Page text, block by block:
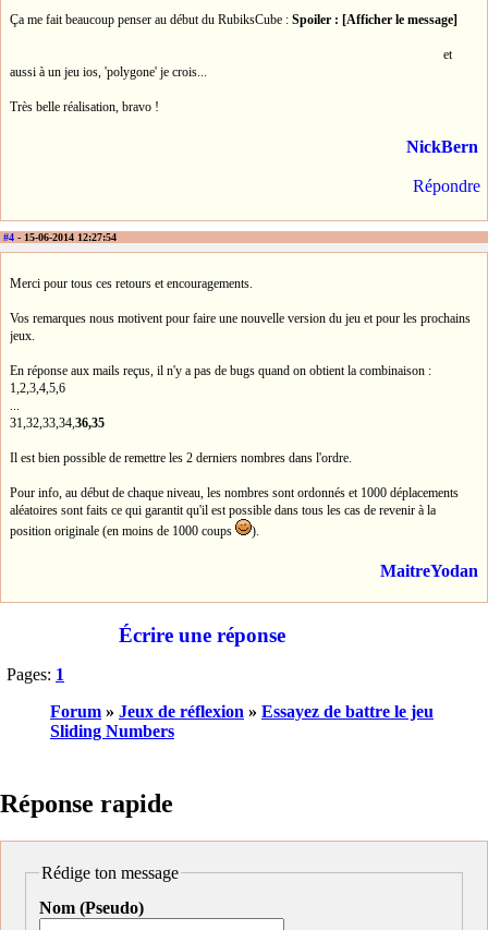
Ça me fait beaucoup penser au début du RubiksCube : Spoiler : [Afficher le message]
et
aussi à un jeu ios, 'polygone' je crois...
Très belle réalisation, bravo !
NickBern
Répondre
#4 - 15-06-2014 12:27:54
Merci pour tous ces retours et encouragements.
Vos remarques nous motivent pour faire une nouvelle version du jeu et pour les prochains
jeux.
En réponse aux mails reçus, il n'y a pas de bugs quand on obtient la combinaison :
1,2,3,4,5,6
...
31,32,33,34,36,35
Il est bien possible de remettre les 2 derniers nombres dans l'ordre.
Pour info, au début de chaque niveau, les nombres sont ordonnés et 1000 déplacements
aléatoires sont faits ce qui garantit qu'il est possible dans tous les cas de revenir à la
position originale (en moins de 1000 coups
).
MaitreYodan
Écrire une réponse
Pages: 1
Forum » Jeux de réflexion » Essayez de battre le jeu
Sliding Numbers
Réponse rapide
Rédige ton message
Nom (Pseudo)